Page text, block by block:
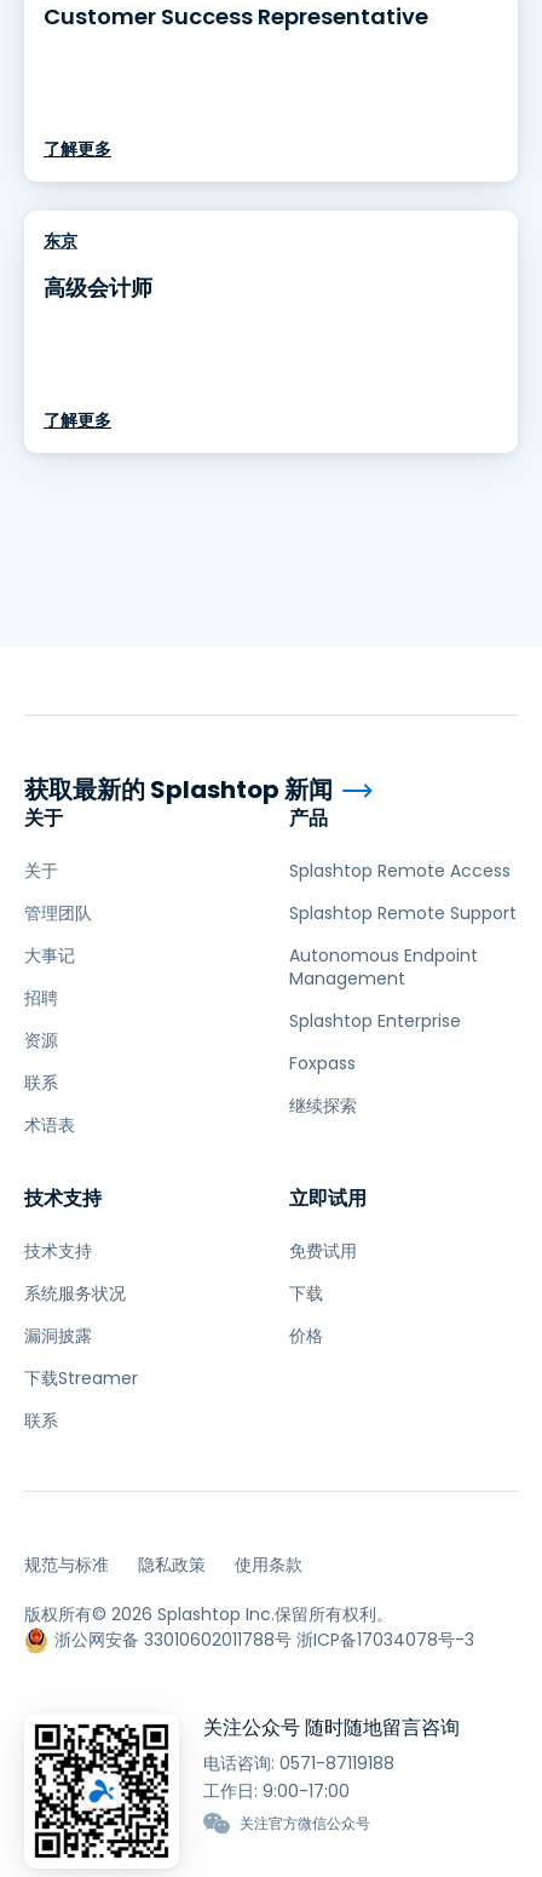
Customer Success Representative
了解更多
东京
高级会计师
了解更多
关于
关于
管理团队
大事记
招聘
资源
联系
术语表
产品
Splashtop Remote Access
Splashtop Remote Support
Autonomous Endpoint
Management
Splashtop Enterprise
Foxpass
继续探索
技术支持
技术支持
系统服务状况
漏洞披露
下载Streamer
联系
立即试用
免费试用
下载
价格
获取最新的 Splashtop 新闻
规范与标准 隐私政策 使用条款
版权所有© 2026 Splashtop Inc.保留所有权利。
浙公网安备 33010602011788号 浙ICP备17034078号-3
关注公众号 随时随地留言咨询
电话咨询: 0571-87119188
工作日: 9:00-17:00
关注官方微信公众号